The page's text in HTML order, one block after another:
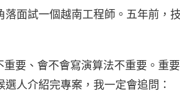
面試一個越南工程師。五年前，
要、會不會寫演算法不重要。重
人介紹完專案，我一定會追問：